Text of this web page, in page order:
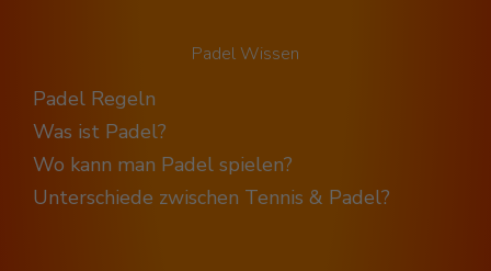
Padel Wissen
Padel Regeln
Was ist Padel?
Wo kann man Padel spielen?
Unterschiede zwischen Tennis & Padel?